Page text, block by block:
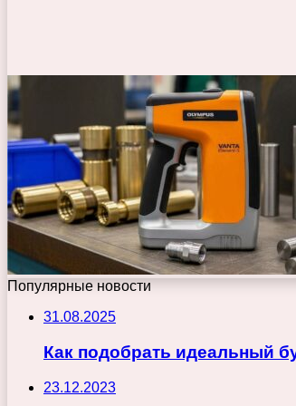
Популярные новости
31.08.2025
Как подобрать идеальный
23.12.2023